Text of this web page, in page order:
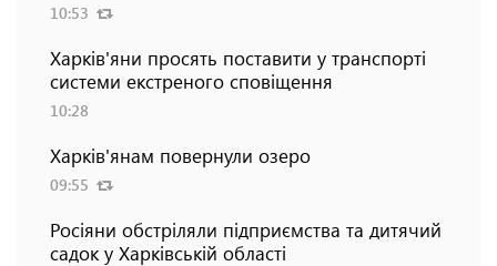
10:53
Харків'яни просять поставити у транспорті
системи екстреного сповіщення
10:28
Харків'янам повернули озеро
09:55
Росіяни обстріляли підприємства та дитячий
садок у Харківській області